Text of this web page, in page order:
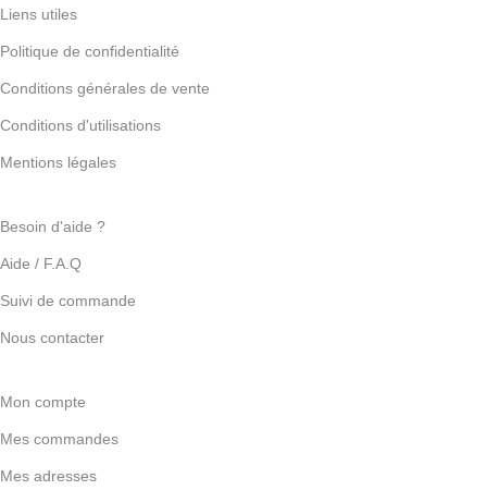
Liens utiles
Politique de confidentialité
Conditions générales de vente
Conditions d'utilisations
Mentions légales
Besoin d'aide ?
Aide / F.A.Q
Suivi de commande
Nous contacter
Mon compte
Mes commandes
Mes adresses